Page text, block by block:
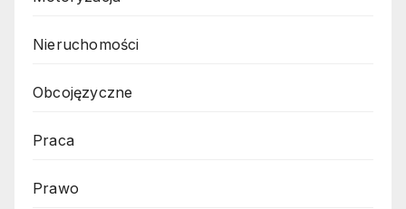
Nieruchomości
Obcojęzyczne
Praca
Prawo